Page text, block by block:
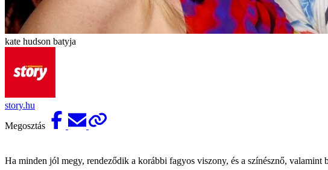
kate hudson batyja
story.hu
Megosztás
Ha minden jól megy, rendeződik a korábbi fagyos viszony, és a színésznő, valamint